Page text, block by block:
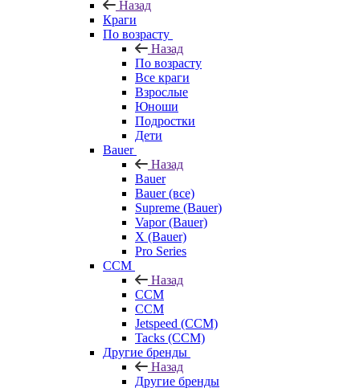
Назад
Краги
По возрасту
Назад
По возрасту
Все краги
Взрослые
Юноши
Подростки
Дети
Bauer
Назад
Bauer
Bauer (все)
Supreme (Bauer)
Vapor (Bauer)
X (Bauer)
Pro Series
CCM
Назад
CCM
CCM
Jetspeed (CCM)
Tacks (CCM)
Другие бренды
Назад
Другие бренды